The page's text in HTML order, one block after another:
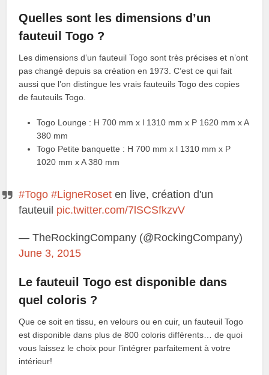
Quelles sont les dimensions d’un
fauteuil Togo ?
Les dimensions d’un fauteuil Togo sont très précises et n’ont
pas changé depuis sa création en 1973. C’est ce qui fait
aussi que l’on distingue les vrais fauteuils Togo des copies
de fauteuils Togo.
Togo Lounge : H 700 mm x l 1310 mm x P 1620 mm x A
380 mm
Togo Petite banquette : H 700 mm x l 1310 mm x P
1020 mm x A 380 mm
#Togo #LigneRoset en live, création d'un
fauteuil pic.twitter.com/7lSCSfkzvV
— TheRockingCompany (@RockingCompany)
June 3, 2015
Le fauteuil Togo est disponible dans
quel coloris ?
Que ce soit en tissu, en velours ou en cuir, un fauteuil Togo
est disponible dans plus de 800 coloris différents… de quoi
vous laissez le choix pour l’intégrer parfaitement à votre
intérieur!